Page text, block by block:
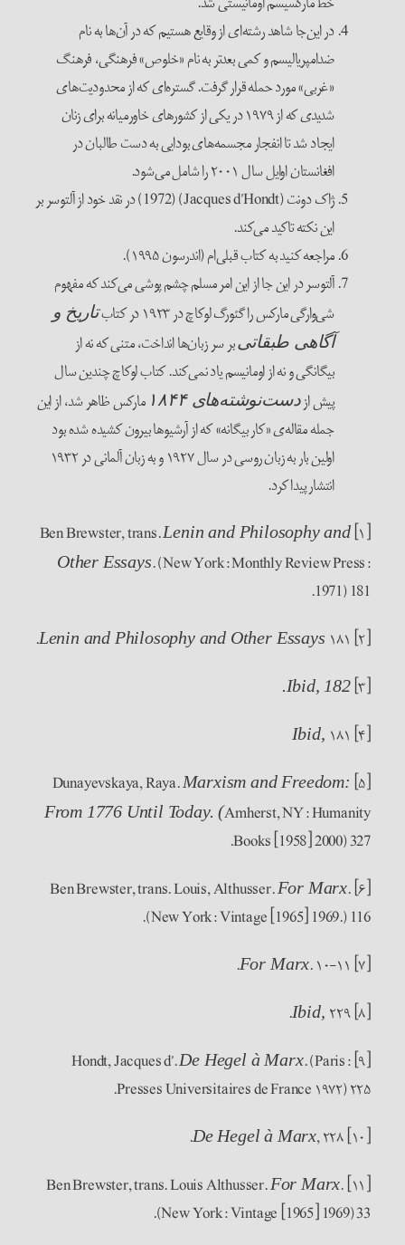
در این‌جا شاهد رشته‌ای از وقایع هستیم که در آن‌ها به نام
ضدامپریالیسم و کمی بعدتر به نام «خلوص» فرهنگی، فرهنگ
«غربی» مورد حمله قرار گرفت. گستره‌ای که از محدودیت‌های
شدیدی که از ۱۹۷۹ در یکی از کشورهای خاورمیانه برای زنان
ایجاد شد تا انفجار مجسمه‌های بودایی به دست طالبان در
افغانستان اوایل سال ۲۰۰۱ را شامل می‌شود.
ژاک دونت (Jacques d’Hondt) (1972) در نقد خود از آلتوسر بر
این نکته تاکید می‌کند.
مراجعه کنید به کتاب قبلی‌ام (اندرسون ۱۹۹۵).
آلتوسر در این جا از این امر مسلم چشم پوشی می‌کند که مفهوم
شی‌وارگی مارکس را گئورگ لوکاچ در ۱۹۲۳ در کتاب
تاریخ و
آگاهی طبقاتیبر سر زبان‌ها انداخت، متنی که نه از
بیگانگی و نه از اومانیسم یاد نمی‌کند. کتاب لوکاچ چندین سال
پیش ازدست‌نوشته‌های ۱۸۴۴
مارکس ظاهر شد، از این
جمله مقاله‌ی «کار بیگانه» که از آرشیوها بیرون کشیده شده بود
اولین بار به زبان روسی در سال ۱۹۲۷ و به زبان آلمانی در ۱۹۳۲
انتشار پیدا کرد.
[۱] Ben Brewster, trans.
Lenin and Philosophy and
Other Essays. (New York: Monthly Review Press:
1971) 181.
[۲]
Lenin and Philosophy and Other Essays ۱۸۱.
[۳]
Ibid, 182.
[۴] Ibid, ۱۸۱
[۵] Dunayevskaya, Raya.
Marxism and Freedom:
From 1776 Until Today. (Amherst, NY: Humanity
Books [1958] 2000) 327.
[۶] Ben Brewster, trans. Louis, Althusser.
For Marx.
(New York: Vintage [1965] 1969.) 116.
[۷]
For Marx. ۱۰-۱۱.
[۸]
Ibid, ۲۲۹.
[۹] Hondt, Jacques d’.
De Hegel à Marx. (Paris:
Presses Universitaires de France ۱۹۷۲) ۲۲۵.
[۱۰]
De Hegel à Marx, ۲۲۸.
[۱۱] Ben Brewster, trans. Louis Althusser.
For Marx.
(New York: Vintage [1965] 1969) 33.